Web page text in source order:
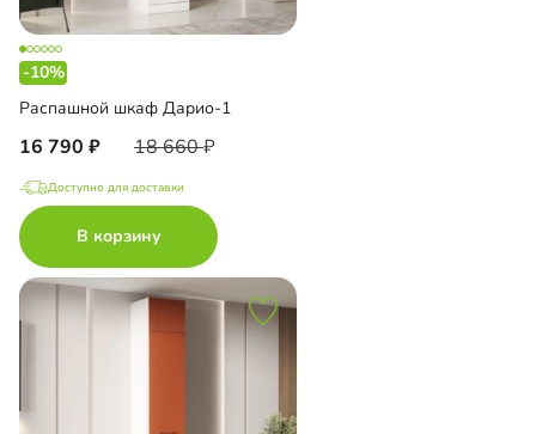
-10%
Распашной шкаф Дарио-1
16 790 18 660
Доступно для доставки
В корзину